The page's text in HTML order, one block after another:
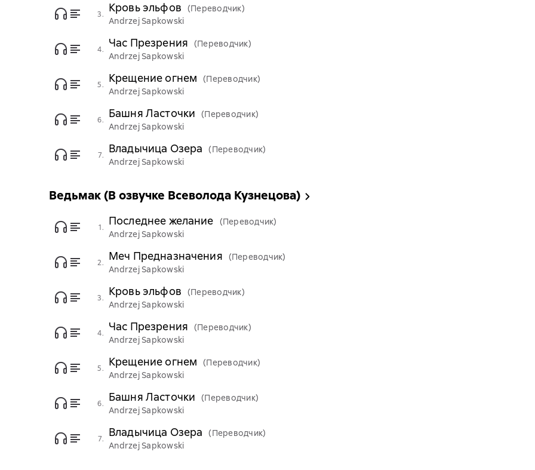
3. Кровь эльфов
(Переводчик)
Andrzej Sapkowski
4. Час Презрения
(Переводчик)
Andrzej Sapkowski
5. Крещение огнем
(Переводчик)
Andrzej Sapkowski
6. Башня Ласточки
(Переводчик)
Andrzej Sapkowski
7. Владычица Озера
(Переводчик)
Andrzej Sapkowski
Ведьмак (В озвучке Всеволода Кузнецова)
1. Последнее желание
(Переводчик)
Andrzej Sapkowski
2. Меч Предназначения
(Переводчик)
Andrzej Sapkowski
3. Кровь эльфов
(Переводчик)
Andrzej Sapkowski
4. Час Презрения
(Переводчик)
Andrzej Sapkowski
5. Крещение огнем
(Переводчик)
Andrzej Sapkowski
6. Башня Ласточки
(Переводчик)
Andrzej Sapkowski
7. Владычица Озера
(Переводчик)
Andrzej Sapkowski